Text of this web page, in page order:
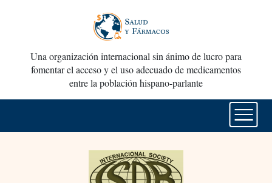
Una organización internacional sin ánimo de lucro para
fomentar el acceso y el uso adecuado de medicamentos
entre la población hispano-parlante